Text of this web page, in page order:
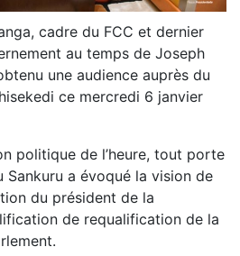
cadre du FCC et dernier
au temps de Joseph
une audience auprès du
ce mercredi 6 janvier
politique de l’heure, tout porte
a évoqué la vision de
du président de la
de requalification de la